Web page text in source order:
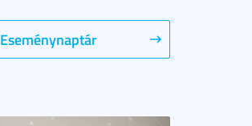
Eseménynaptár